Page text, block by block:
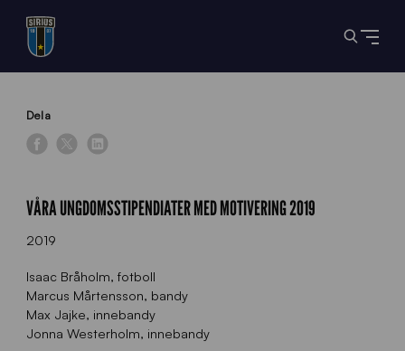
Dela
VÅRA UNGDOMSSTIPENDIATER MED MOTIVERING 2019
2019
Isaac Bråholm, fotboll
Marcus Mårtensson, bandy
Max Jajke, innebandy
Jonna Westerholm, innebandy